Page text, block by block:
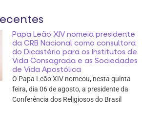
Papa Leão XIV nomeia presidente
da CRB Nacional como consultora
do Dicastério para os Institutos de
Vida Consagrada e as Sociedades
de Vida Apostólica
O Papa Leão XIV nomeou, nesta quinta
feira, dia 06 de agosto, a presidente da
Conferência dos Religiosos do Brasil